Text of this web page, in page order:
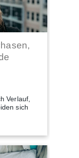
Verlauf,
sich